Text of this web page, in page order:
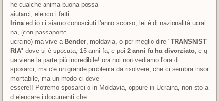
he qualche anima buona possa
aiutarci, elenco i fatti:
Irinaed io ci siamo conosciuti l'anno scorso, lei è di nazionalità ucrai
na, (con passaporto
ucraino) ma vive a Bender, moldavia, o per meglio dire "TRANSNIST
RIA" dove si è sposata, 15 anni fa, e poi 2 anni fa ha divorziato, e q
ua viene la parte più incredibile! ora noi non vediamo l'ora di
sposarci, ma c'è un grande problema da risolvere, che ci sembra insor
montabile, ma un modo ci deve
essere!! Potremo sposarci o in Moldavia, oppure in Ucraina, non sto a
d elencare i documenti che